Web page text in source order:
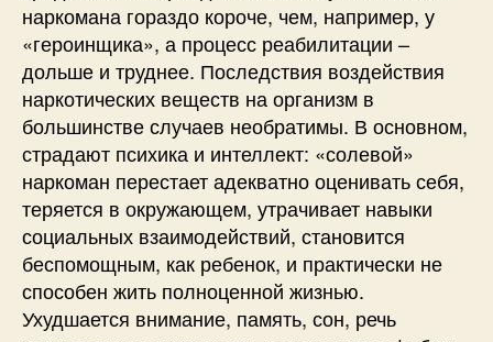
наркомана гораздо короче, чем, например, у
«героинщика», а процесс реабилитации –
дольше и труднее. Последствия воздействия
наркотических веществ на организм в
большинстве случаев необратимы. В основном,
страдают психика и интеллект: «солевой»
наркоман перестает адекватно оценивать себя,
теряется в окружающем, утрачивает навыки
социальных взаимодействий, становится
беспомощным, как ребенок, и практически не
способен жить полноценной жизнью.
Ухудшается внимание, память, сон, речь